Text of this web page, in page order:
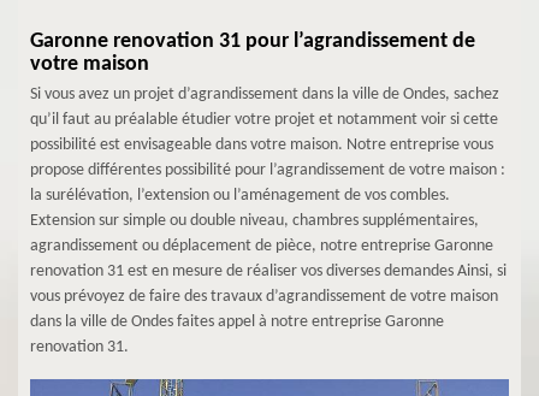
Garonne renovation 31 pour l’agrandissement de
votre maison
Si vous avez un projet d’agrandissement dans la ville de Ondes, sachez
qu’il faut au préalable étudier votre projet et notamment voir si cette
possibilité est envisageable dans votre maison. Notre entreprise vous
propose différentes possibilité pour l’agrandissement de votre maison :
la surélévation, l’extension ou l’aménagement de vos combles.
Extension sur simple ou double niveau, chambres supplémentaires,
agrandissement ou déplacement de pièce, notre entreprise Garonne
renovation 31 est en mesure de réaliser vos diverses demandes Ainsi, si
vous prévoyez de faire des travaux d’agrandissement de votre maison
dans la ville de Ondes faites appel à notre entreprise Garonne
renovation 31.